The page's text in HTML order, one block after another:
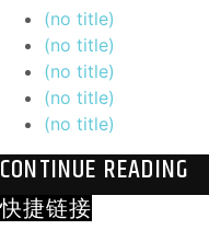
(no title)
(no title)
(no title)
(no title)
(no title)
CONTINUE READING
快捷链接